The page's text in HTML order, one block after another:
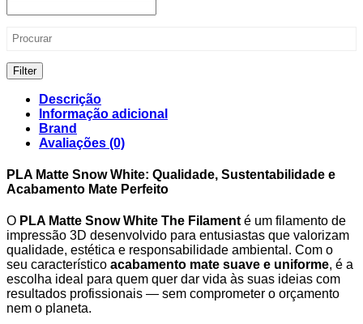
Filter
Descrição
Informação adicional
Brand
Avaliações (0)
PLA Matte Snow White: Qualidade, Sustentabilidade e
Acabamento Mate Perfeito
O PLA Matte Snow White The Filament é um filamento de
impressão 3D desenvolvido para entusiastas que valorizam
qualidade, estética e responsabilidade ambiental. Com o
seu característico acabamento mate suave e uniforme, é a
escolha ideal para quem quer dar vida às suas ideias com
resultados profissionais — sem comprometer o orçamento
nem o planeta.